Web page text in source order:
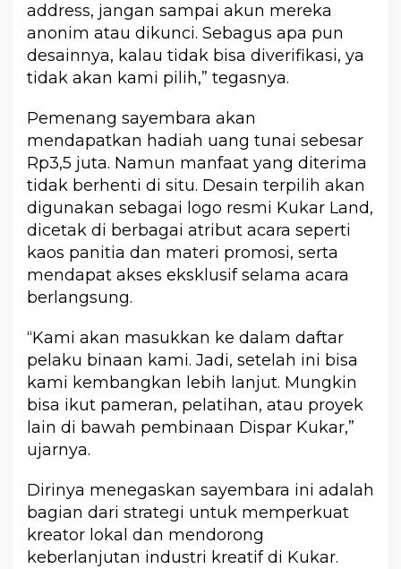
address, jangan sampai akun mereka
anonim atau dikunci. Sebagus apa pun
desainnya, kalau tidak bisa diverifikasi, ya
tidak akan kami pilih,” tegasnya.
Pemenang sayembara akan
mendapatkan hadiah uang tunai sebesar
Rp3,5 juta. Namun manfaat yang diterima
tidak berhenti di situ. Desain terpilih akan
digunakan sebagai logo resmi Kukar Land,
dicetak di berbagai atribut acara seperti
kaos panitia dan materi promosi, serta
mendapat akses eksklusif selama acara
berlangsung.
“Kami akan masukkan ke dalam daftar
pelaku binaan kami. Jadi, setelah ini bisa
kami kembangkan lebih lanjut. Mungkin
bisa ikut pameran, pelatihan, atau proyek
lain di bawah pembinaan Dispar Kukar,”
ujarnya.
Dirinya menegaskan sayembara ini adalah
bagian dari strategi untuk memperkuat
kreator lokal dan mendorong
keberlanjutan industri kreatif di Kukar.